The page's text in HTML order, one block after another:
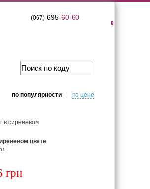
0
(067)695-60-60
по популярности| по цене
цвете
грн